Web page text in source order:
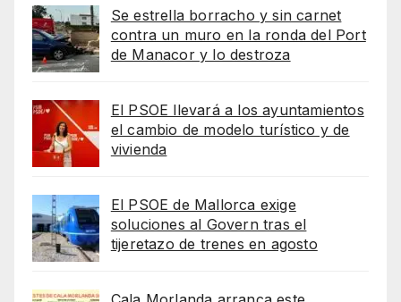
Se estrella borracho y sin carnet
contra un muro en la ronda del Port
de Manacor y lo destroza
El PSOE llevará a los ayuntamientos
el cambio de modelo turístico y de
vivienda
El PSOE de Mallorca exige
soluciones al Govern tras el
tijeretazo de trenes en agosto